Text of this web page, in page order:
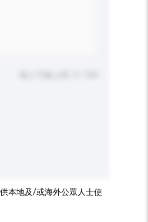
本地及/或海外公眾人士使